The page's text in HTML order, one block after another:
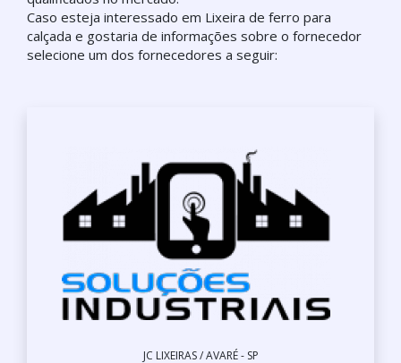
Caso esteja interessado em Lixeira de ferro para
calçada e gostaria de informações sobre o fornecedor
selecione um dos fornecedores a seguir:
JC LIXEIRAS / AVARÉ - SP